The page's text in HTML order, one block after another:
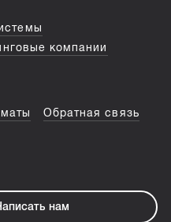
компании
Обратная связь
нам